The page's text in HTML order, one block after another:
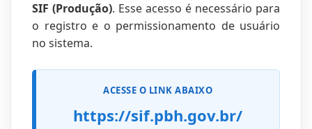
SIF (Produção). Esse acesso é necessário para
o registro e o permissionamento de usuário
no sistema.
ACESSE O LINK ABAIXO
https://sif.pbh.gov.br/